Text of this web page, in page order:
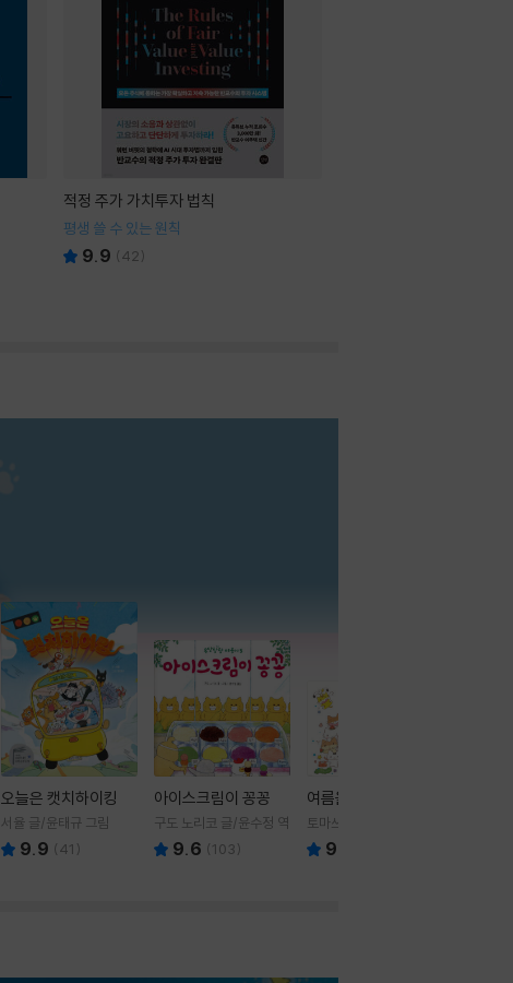
적정 주가 가치투자 법칙
평생 쓸 수 있는 원칙
9.9 (42)
오늘은 캣치하이킹
서율 글/윤태규 그림
9.9 (41 )
아이스크림이 꽁꽁
구도 노리코 글/윤수정 역
9.6 (103)
여름을 부탁해
토마쓰리 글그림
9.8